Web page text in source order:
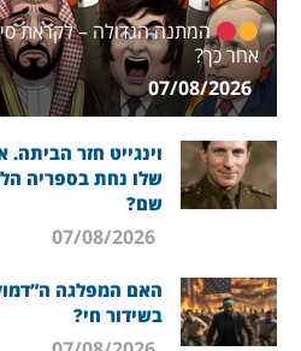
המתנה הגדולה – לקראת
אחר כך?
07/08/2026
וינגייט חזר
שלו נחת בספריה
שם?
האם המפלגה
בשידור חי?